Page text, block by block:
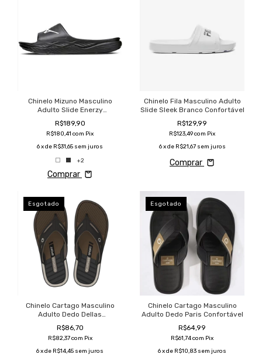
Chinelo Mizuno Masculino
Adulto Slide Enerzy
Confortável
R$189,90
R$180,41 com Pix
6x de R$31,65 sem juros
+2
Comprar
Chinelo Fila Masculino Adulto
Slide Sleek Branco Confortável
R$129,99
R$123,49com Pix
6 x de R$21,67 sem juros
Comprar
Esgotado
Chinelo Cartago Masculino
Adulto Dedo Dellas
Confortável
R$86,70
R$82,37com Pix
6x de R$14,45 sem juros
Esgotado
Chinelo Cartago Masculino
Adulto Dedo Paris Confortável
R$64,99
R$61,74com Pix
6x de R$10,83 sem juros